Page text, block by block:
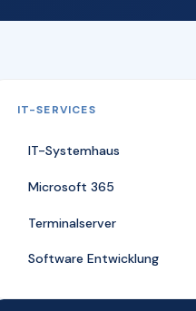
IT-SERVICES
IT-Systemhaus
Microsoft 365
Terminalserver
Software Entwicklung